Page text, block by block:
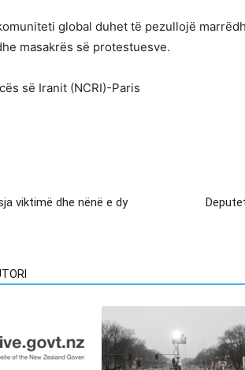
global duhet të pezullojë
masakrës së protestuesve.
së Iranit (NCRI)-Paris
viktimë dhe nënë e dy